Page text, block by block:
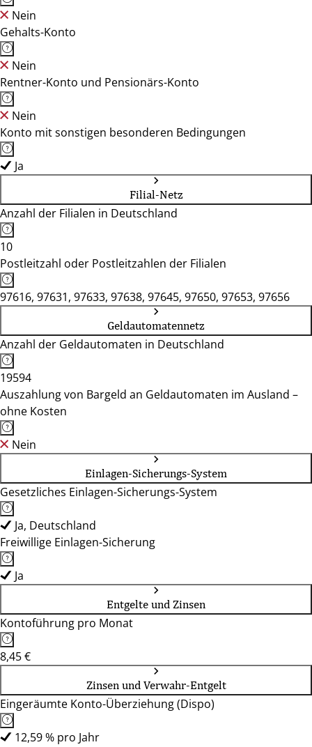
Nein
Gehalts-Konto
Nein
Rentner-Konto und Pensionärs-Konto
Nein
Konto mit sonstigen besonderen Bedingungen
Ja
Filial-Netz
Anzahl der Filialen in Deutschland
10
Postleitzahl oder Postleitzahlen der Filialen
97616, 97631, 97633, 97638, 97645, 97650, 97653, 97656
Geldautomatennetz
Anzahl der Geldautomaten in Deutschland
19594
Auszahlung von Bargeld an Geldautomaten im Ausland –
ohne Kosten
Nein
Einlagen-Sicherungs-System
Gesetzliches Einlagen-Sicherungs-System
Ja, Deutschland
Freiwillige Einlagen-Sicherung
Ja
Entgelte und Zinsen
Kontoführung pro Monat
8,45 €
Zinsen und Verwahr-Entgelt
Eingeräumte Konto-Überziehung (Dispo)
12,59 % pro Jahr